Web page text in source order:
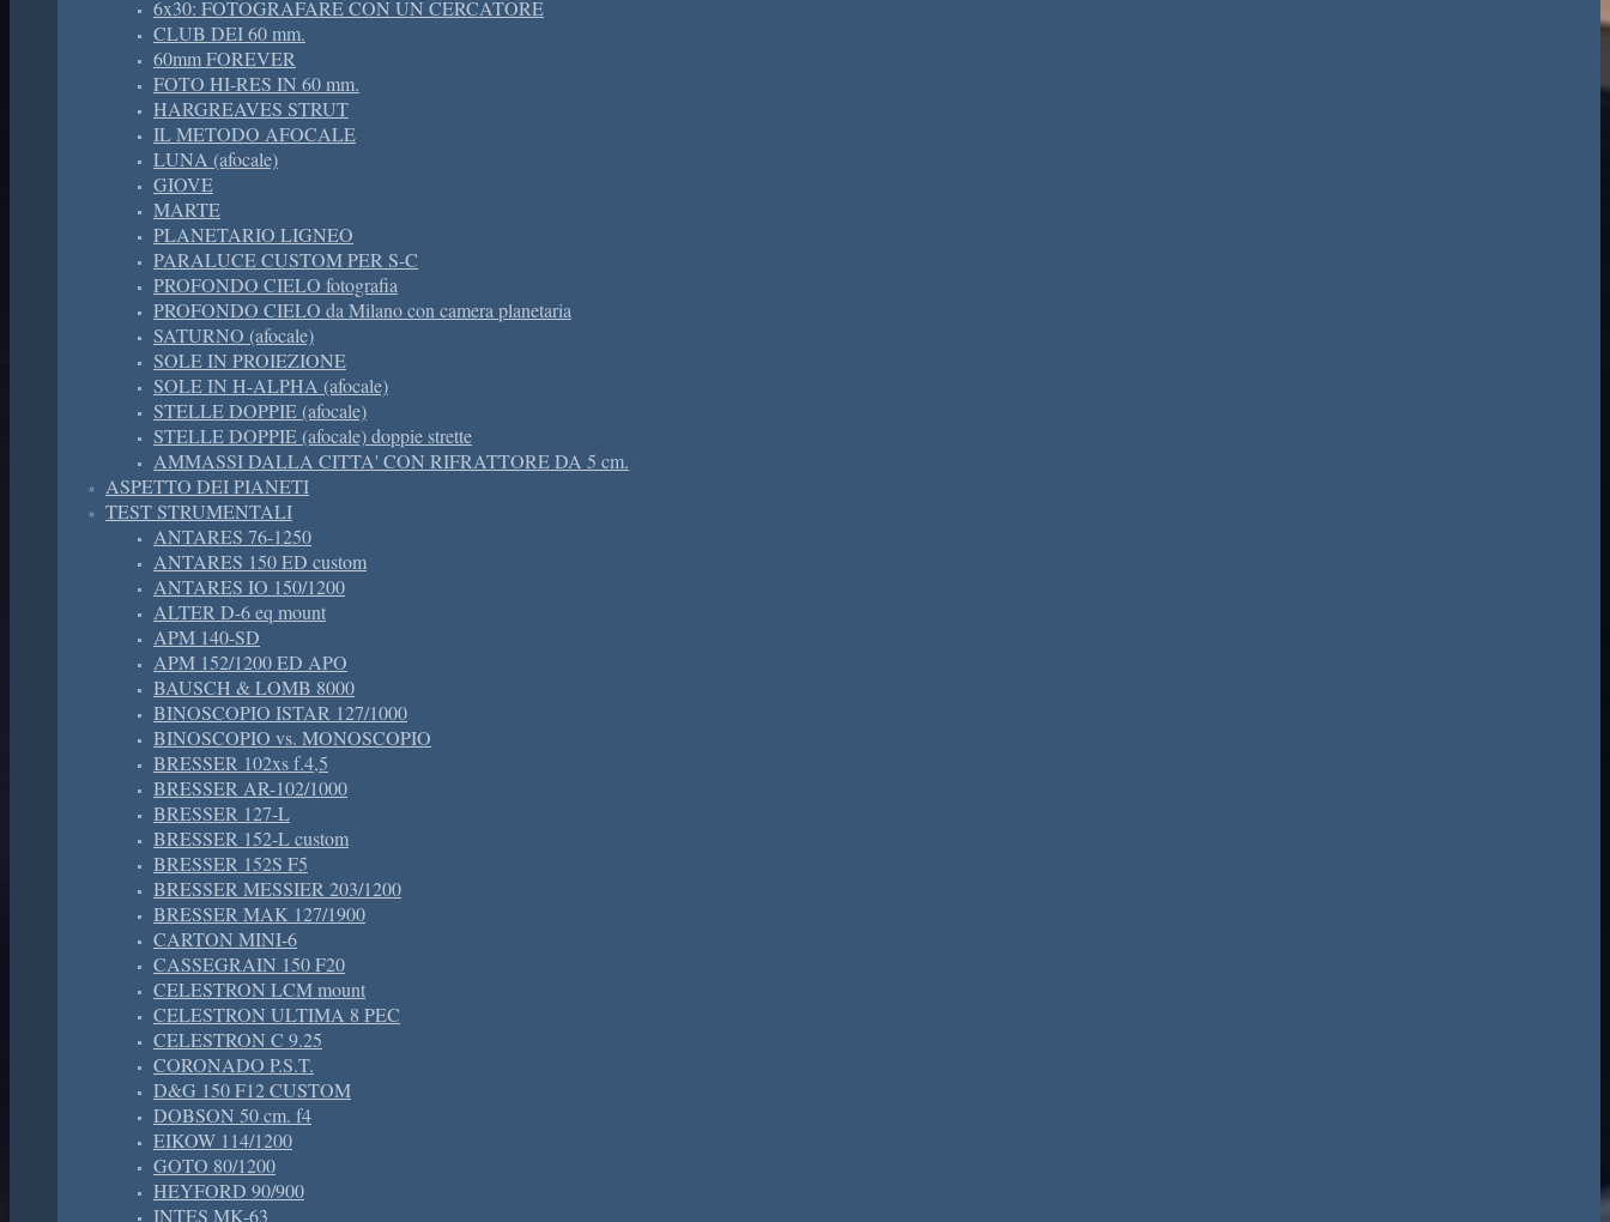
6x30: FOTOGRAFARE CON UN CERCATORE
CLUB DEI 60 mm.
60mm FOREVER
FOTO HI-RES IN 60 mm.
HARGREAVES STRUT
IL METODO AFOCALE
LUNA (afocale)
GIOVE
MARTE
PLANETARIO LIGNEO
PARALUCE CUSTOM PER S-C
PROFONDO CIELO fotografia
PROFONDO CIELO da Milano con camera planetaria
SATURNO (afocale)
SOLE IN PROIEZIONE
SOLE IN H-ALPHA (afocale)
STELLE DOPPIE (afocale)
STELLE DOPPIE (afocale) doppie strette
AMMASSI DALLA CITTA' CON RIFRATTORE DA 5 cm.
ASPETTO DEI PIANETI
TEST STRUMENTALI
ANTARES 76-1250
ANTARES 150 ED custom
ANTARES IO 150/1200
ALTER D-6 eq mount
APM 140-SD
APM 152/1200 ED APO
BAUSCH & LOMB 8000
BINOSCOPIO ISTAR 127/1000
BINOSCOPIO vs. MONOSCOPIO
BRESSER 102xs f.4,5
BRESSER AR-102/1000
BRESSER 127-L
BRESSER 152-L custom
BRESSER 152S F5
BRESSER MESSIER 203/1200
BRESSER MAK 127/1900
CARTON MINI-6
CASSEGRAIN 150 F20
CELESTRON LCM mount
CELESTRON ULTIMA 8 PEC
CELESTRON C 9.25
CORONADO P.S.T.
D&G 150 F12 CUSTOM
DOBSON 50 cm. f4
EIKOW 114/1200
GOTO 80/1200
HEYFORD 90/900
INTES MK-63